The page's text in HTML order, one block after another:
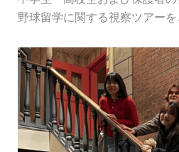
野球留学に関する視察ツアー